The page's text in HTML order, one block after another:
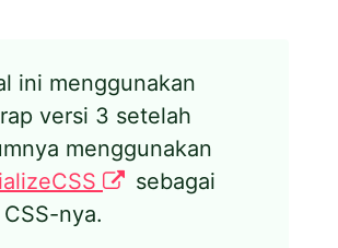
ini menggunakan
versi 3 setelah
menggunakan
sebagai
nya.